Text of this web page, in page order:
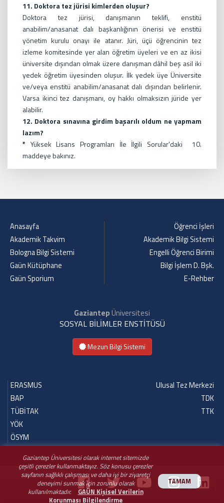
Gaziantep Üniversitesi olarak internet sitemizde
çeşitli çerezler kullanmaktayız. Söz konusu çerezler
sayfanın sağlıklı çalışması ve daha iyi bir ziyaretçi
deneyimi sunmak için zorunlu olarak
kullanılmaktadır.
GAÜN Kişisel Verilerin
Korunması Bilgilendirme
TAMAM
11. Doktora tez jürisi kimlerden oluşur?
Doktora tez jürisi, danışmanın teklifi, enstitü
anabilim/anasanat dalı başkanlığının önerisi ve enstitü
yönetim kurulu onayı ile atanır. Jüri, üçü öğrencinin tez
izleme komitesinde yer alan öğretim üyeleri ve en az ikisi
üniversite dışından olmak üzere danışman dâhil beş asil iki
yedek öğretim üyesinden oluşur. İlk yedek üye Üniversite
ve/veya enstitü anabilim/anasanat dalı dışından belirlenir.
Varsa ikinci tez danışmanı, oy hakkı olmaksızın jüride yer
alabilir.
12. Doktora sınavına girdim başarılı oldum ne yapmam
lazım?
* Yüksek Lisans Programları İle İlgili Sorular'daki 10.
maddeye bakınız.
Anasayfa
Akademik Takvim
Bologna Bilgi Sistemi
Gaün Kütüphane
Gaün Sporium
Öğrenci İşleri
Akademik Bilgi Sistemi
Engelli Öğrenci Birimi
Bilgi İşlem D. Bşk.
E-Rehber
GaziantepÜniversitesi
SOSYAL BİLİMLER ENSTİTÜSÜ
Mezun Bilgi Sistemi
ERASMUS
BAP
TÜBİTAK
YÖK
ÖSYM
Ulusal Tez Merkezi
TDK
TTK